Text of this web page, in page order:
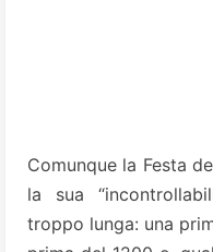
Comunque la Festa
la sua
troppo lunga: una